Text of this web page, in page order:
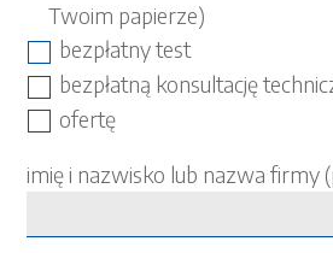
Twoim papierze)
bezpłatny test
bezpłatną konsultację
ofertę
imię i nazwisko lub nazwa firmy